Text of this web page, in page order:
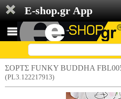
E-shop.gr App
ΣΟΡΤΣ FUNKY BUDDHA
(PL3.122217913)